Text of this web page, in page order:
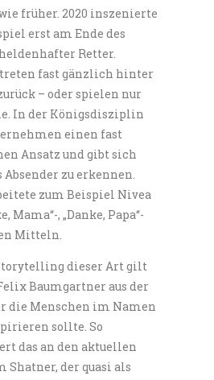
früher. 2020 inszenierte
erst am Ende des
Retter.
fast gänzlich hinter
– oder spielen nur
In der Königsdisziplin
einen fast
Ansatz und gibt sich
Absender zu erkennen.
zum Beispiel Nivea
Mama“-, „Danke, Papa“-
Mitteln.
dieser Art gilt
Baumgartner aus der
die Menschen im Namen
sollte. So
das an den aktuellen
Shatner, der quasi als